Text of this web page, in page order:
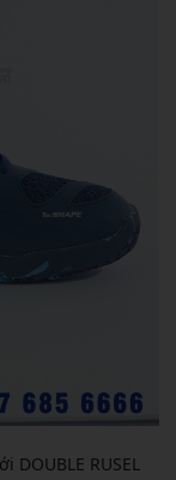
RUSEL